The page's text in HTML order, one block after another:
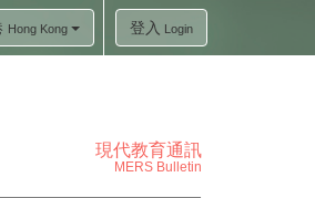
Hong Kong 登入 Login
現代教育通訊
MERS Bulletin